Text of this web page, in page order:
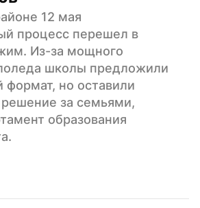
12 мая
процесс перешел в
Из-за мощного
школы предложили
но оставили
решение за семьями,
образования